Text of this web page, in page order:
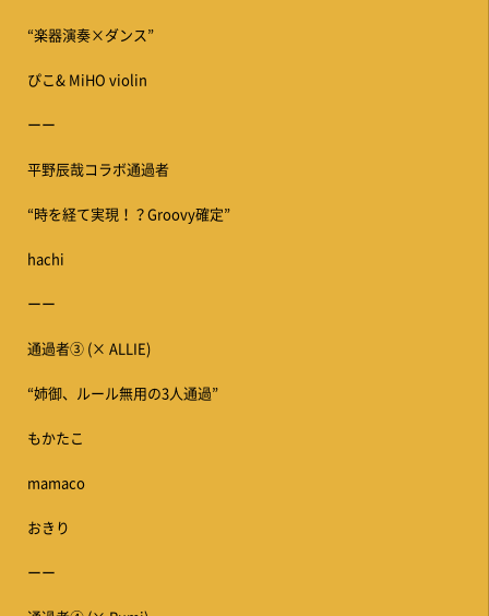
“楽器演奏×ダンス”
ぴこ& MiHO violin
ーー
平野辰哉コラボ通過者
“時を経て実現！？Groovy確定”
hachi
ーー
通過者③ (× ALLIE)
“姉御、ルール無用の3人通過”
もかたこ
mamaco
おきり
ーー